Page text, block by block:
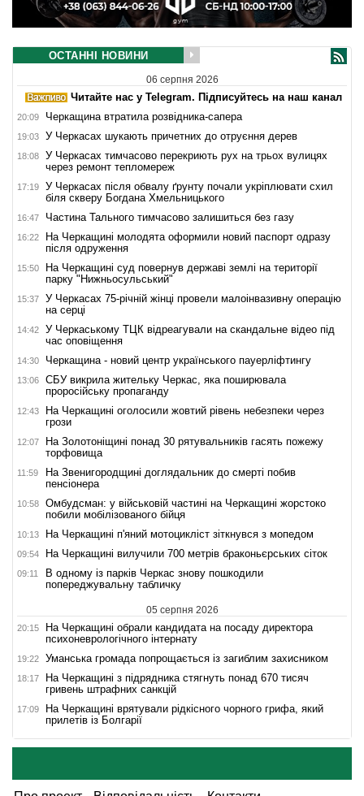
ОСТАННІ НОВИНИ
06 серпня 2026
Читайте нас у Telegram. Підписуйтесь на наш канал
20:09 Черкащина втратила розвідника-сапера
19:03 У Черкасах шукають причетних до отруєння дерев
18:08
У Черкасах тимчасово перекриють рух на трьох вулицях
через ремонт тепломереж
17:19
У Черкасах після обвалу ґрунту почали укріплювати схил
біля скверу Богдана Хмельницького
16:47 Частина Тального тимчасово залишиться без газу
16:22
На Черкащині молодята оформили новий паспорт одразу
після одруження
15:50
На Черкащині суд повернув державі землі на території
парку "Нижньосульський"
15:37
У Черкасах 75-річній жінці провели малоінвазивну операцію
на серці
14:42
У Черкаському ТЦК відреагували на скандальне відео під
час оповіщення
14:30 Черкащина - новий центр українського пауерліфтингу
13:06
СБУ викрила жительку Черкас, яка поширювала
проросійську пропаганду
12:43
На Черкащині оголосили жовтий рівень небезпеки через
грози
12:07
На Золотоніщині понад 30 рятувальників гасять пожежу
торфовища
11:59
На Звенигородщині доглядальник до смерті побив
пенсіонера
10:58
Омбудсман: у військовій частині на Черкащині жорстоко
побили мобілізованого бійця
10:13 На Черкащині п'яний мотоцикліст зіткнувся з мопедом
09:54 На Черкащині вилучили 700 метрів браконьєрських сіток
09:11
В одному із парків Черкас знову пошкодили
попереджувальну табличку
05 серпня 2026
20:15
На Черкащині обрали кандидата на посаду директора
психоневрологічного інтернату
19:22 Уманська громада попрощається із загиблим захисником
18:17
На Черкащині з підрядника стягнуть понад 670 тисяч
гривень штрафних санкцій
17:09
На Черкащині врятували рідкісного чорного грифа, який
прилетів із Болгарії